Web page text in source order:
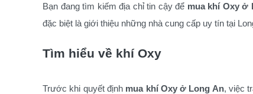
Bạn đang tìm kiếm địa chỉ tin cậy để mua khí Oxy ở
đặc biệt là giới thiệu những nhà cung cấp uy tín tại
Tìm hiểu về khí Oxy
Trước khi quyết định mua khí Oxy ở Long An, việc